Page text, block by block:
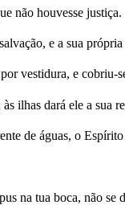
não houvesse justiça.
e a sua própria
vestidura, e cobriu-
ilhas dará ele a sua
de águas, o
na tua boca, não se